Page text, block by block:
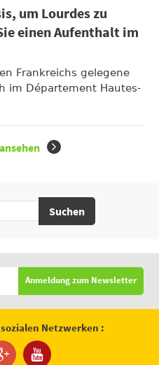
um Lourdes zu
einen Aufenthalt im
Frankreichs gelegene
im Département Hautes-
Suchen
Anmeldung zum Newsletter
Netzwerken :